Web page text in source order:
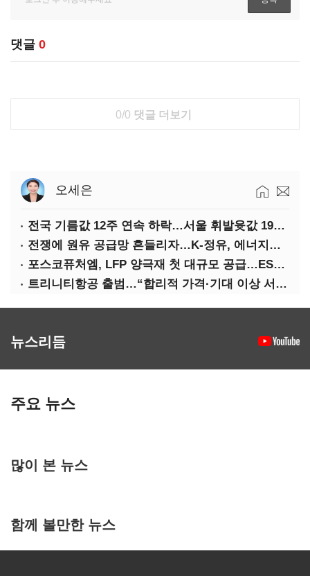
댓글 0
0/0 댓글 더보기
오세은
전국 기름값 12주 연속 하락…서울 휘발윳값 1909원
전쟁에 원유 공급망 흔들리자…K-정유, 에너지안보 핵심으로 재부상
포스코퓨처엠, LFP 양극재 첫 대규모 공급…ESS 시장 공략
트리니티항공 출범…“합리적 가격·기대 이상 서비스로 승부”
뉴스리듬
주요 뉴스
많이 본 뉴스
함께 볼만한 뉴스